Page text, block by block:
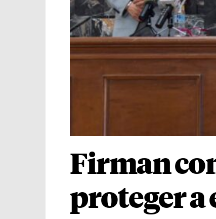
Firman
proteger a